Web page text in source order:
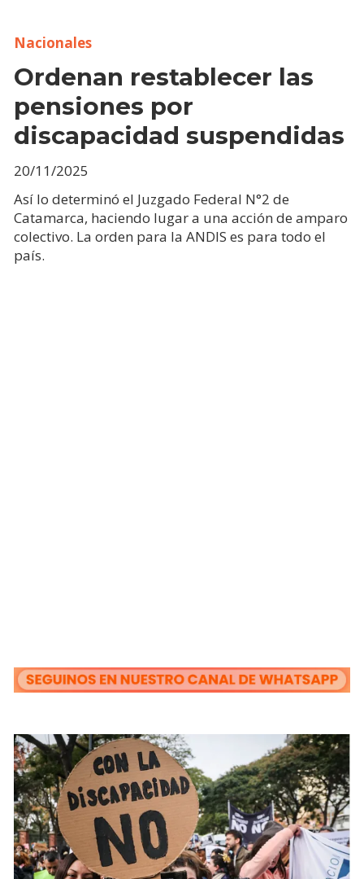
Ordenan restablecer las
pensiones por
discapacidad suspendidas
Así lo determinó el Juzgado Federal N°2 de
Catamarca, haciendo lugar a una acción de amparo
colectivo. La orden para la ANDIS es para todo el
país.
Nacionales
20/11/2025